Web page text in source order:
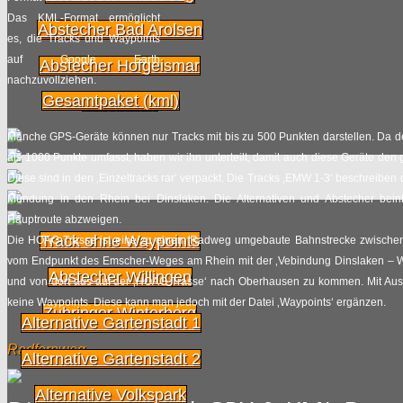
Abstecher Bad Arolsen
Abstecher Hofgeismar
Waypoints
Track ohne Waypoints
Abstecher Willingen
Zubringer Winterberg
Radfernweg
Das KML-Format ermöglicht
es, die Tracks und Waypoints
auf Google Earth
nachzuvollziehen.
Gesamtpaket (kml)
Manche GPS-Geräte können nur Tracks mit bis zu 500 Punkten darstellen. Da
als 1000 Punkte umfasst, haben wir ihn unterteilt, damit auch diese Geräte
Diese sind in den ‚Einzeltracks rar‘ verpackt. Die Tracks ‚EMW 1-3‘
Mündung in den Rhein bei Dinslaken. Die Alternativen und Abstecher
Hauptroute abzweigen.
Die HOAG-Trasse ist eine zu einem Radweg umgebaute Bahnstrecke
vom Endpunkt des Emscher-Weges am Rhein mit der ‚Vebindung Dinslaken –
und von dort aus auf der ‚HOAG-Trasse‘ nach Oberhausen zu kommen. Mit
keine Waypoints. Diese kann man jedoch mit der Datei ‚Waypoints‘ ergänzen.
Alternative Gartenstadt 1
Alternative Gartenstadt 2
Alternative Volkspark